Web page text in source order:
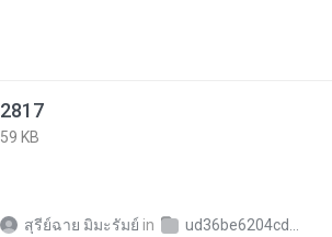
2817
59 KB
สุรีย์ฉาย มิมะรัมย์ in ud36be6204cd2dec4c384d852796bbdc5